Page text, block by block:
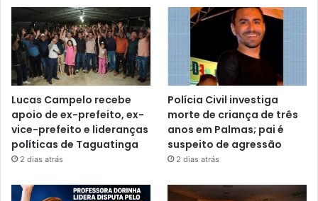
Lucas Campelo recebe
apoio de ex-prefeito, ex-
vice-prefeito e lideranças
políticas de Taguatinga
2 dias atrás
Polícia Civil investiga
morte de criança de três
anos em Palmas; pai é
suspeito de agressão
2 dias atrás